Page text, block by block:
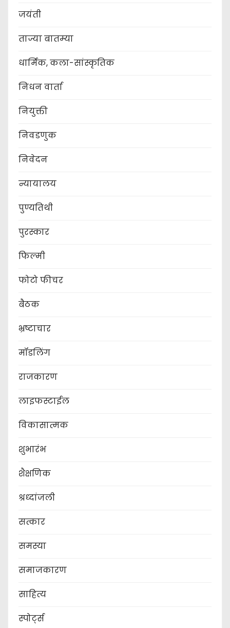
जयंती
ताज्या बातम्या
धार्मिक, कला-सांस्कृतिक
निधन वार्ता
नियुक्ती
निवडणुक
निवेदन
न्यायालय
पुण्यतिथी
पुरस्कार
फिल्मी
फोटो फीचर
बैठक
भ्रष्टाचार
मॉडलिंग
राजकारण
लाइफस्टाईल
विकासात्मक
शुभारंभ
शैक्षणिक
श्रध्दांजली
सत्कार
समस्या
समाजकारण
साहित्य
स्पोर्ट्स